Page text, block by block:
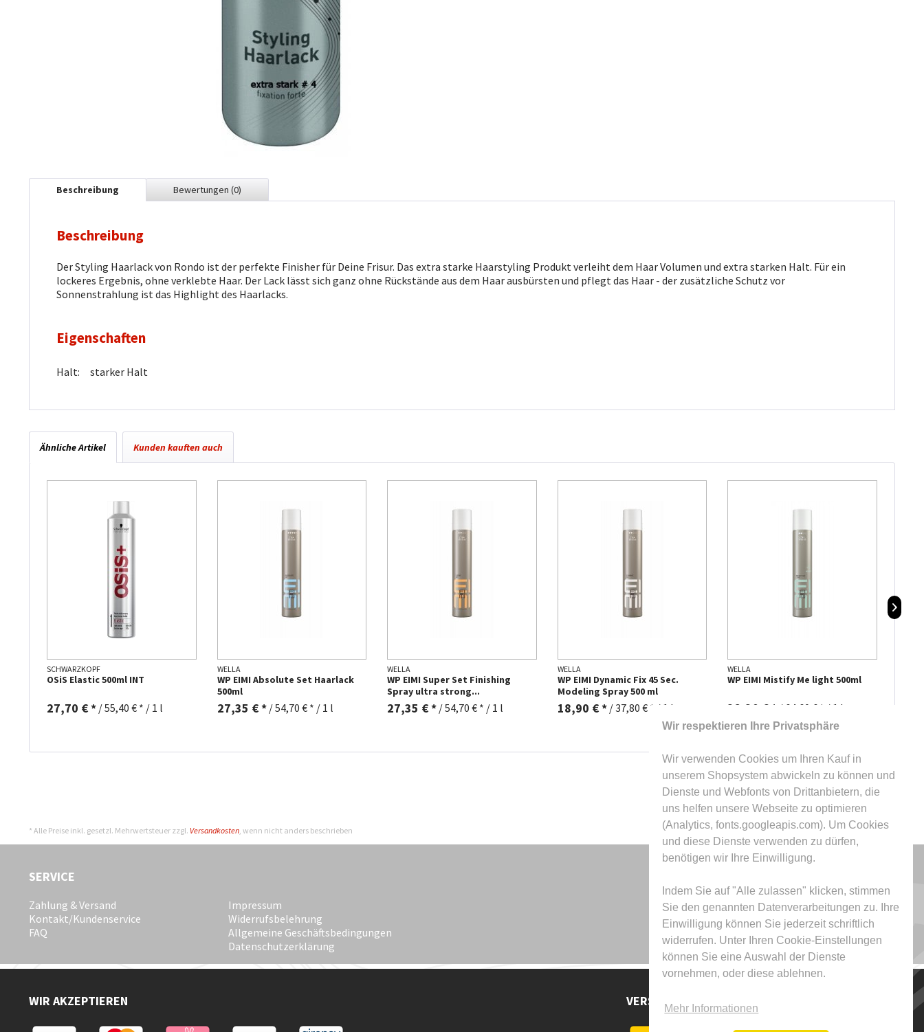
Wir respektieren Ihre Privatsphäre
Wir verwenden Cookies um Ihren Kauf in
unserem Shopsystem abwickeln zu können und
Dienste und Webfonts von Drittanbietern, die
uns helfen unsere Webseite zu optimieren
(Analytics, fonts.googleapis.com). Um Cookies
und diese Dienste verwenden zu dürfen,
benötigen wir Ihre Einwilligung.
Indem Sie auf "Alle zulassen" klicken, stimmen
Sie den genannten Datenverarbeitungen zu. Ihre
Einwilligung können Sie jederzeit schriftlich
widerrufen. Unter Ihren Cookie-Einstellungen
können Sie eine Auswahl der Dienste
vornehmen, oder diese ablehnen.
Mehr Informationen
Beschreibung Bewertungen (0)
Beschreibung
Der Styling Haarlack von Rondo ist der perfekte Finisher für Deine Frisur. Das extra starke Haarstyling Produkt verleiht dem Haar Volumen und extra starken Halt. Für ein
lockeres Ergebnis, ohne verklebte Haar. Der Lack lässt sich ganz ohne Rückstände aus dem Haar ausbürsten und pflegt das Haar - der zusätzliche Schutz vor
Sonnenstrahlung ist das Highlight des Haarlacks.
Eigenschaften
Halt: starker Halt
Ähnliche Artikel Kunden kauften auch
SCHWARZKOPF
OSiS Elastic 500ml INT
27,70 € * /55,40 € * / 1 l
WELLA
WP EIMI Absolute Set Haarlack
500ml
27,35 € * /54,70 € * / 1 l
WELLA
WP EIMI Super Set Finishing
Spray ultra strong...
27,35 € * /54,70 € * / 1 l
WELLA
WP EIMI Dynamic Fix 45 Sec.
Modeling Spray 500 ml
18,90 € * /37,80 € * / 1 l
WELLA
WP EIMI Mistify Me light 500ml
32,30 € * / 64,60 € * / 1 l
* Alle Preise inkl. gesetzl. Mehrwertsteuer zzgl. Versandkosten, wenn nicht anders beschrieben
SERVICE
Zahlung & Versand
Kontakt/Kundenservice
FAQ
Impressum
Widerrufsbelehrung
Allgemeine Geschäftsbedingungen
Datenschutzerklärung
WIR AKZEPTIEREN VERSAND DURCH